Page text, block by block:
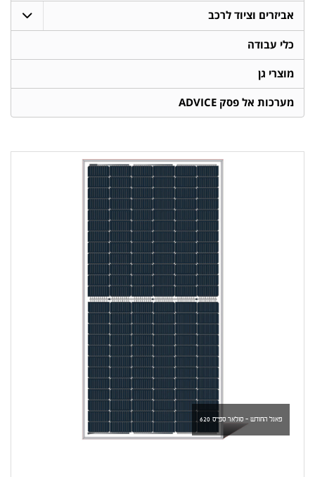
אביזרים וציוד לרכב
כלי עבודה
מוצרי גן
מערכות אל פסק ADVICE
פאנל החודש - סולאר ספייס 620